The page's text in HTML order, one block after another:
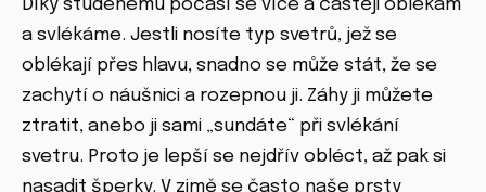
Díky studenému počasí se více a častěji oblékám
a svlékáme. Jestli nosíte typ svetrů, jež se
oblékají přes hlavu, snadno se může stát, že se
zachytí o náušnici a rozepnou ji. Záhy ji můžete
ztratit, anebo ji sami „sundáte“ při svlékání
svetru. Proto je lepší se nejdřív obléct, až pak si
nasadit šperky. V zimě se často naše prsty